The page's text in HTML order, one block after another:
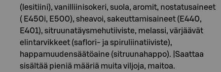
(lesitiini), vanilliinisokeri, suola, aromit, nostatusaineet
( E450i, E500), sheavoi, sakeuttamisaineet (E440,
E401), sitruunatäysmehutiiviste, melassi, värjäävät
elintarvikkeet (saflori- ja spiruliinatiiviste),
happamuudensäätöaine (sitruunahappo). |Saattaa
sisältää pieniä määriä muita viljoja, maitoa.